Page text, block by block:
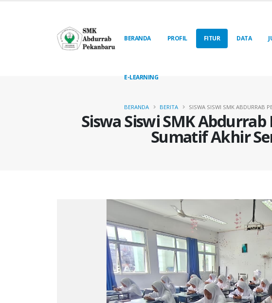
BERANDA PROFIL FITUR DATA
E-LEARNING
Siswa Siswi SMK
Sumatif Akhir
BERANDA BERITA SISWA SISWI SMK ABDURRAB